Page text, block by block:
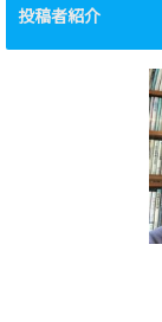
投稿者紹介